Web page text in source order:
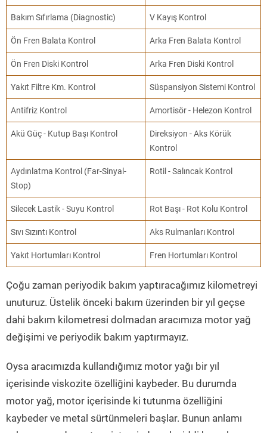
Bakım Sıfırlama (Diagnostic) V Kayış Kontrol
Ön Fren Balata Kontrol Arka Fren Balata Kontrol
Ön Fren Diski Kontrol Arka Fren Diski Kontrol
Yakıt Filtre Km. Kontrol Süspansiyon Sistemi Kontrol
Antifriz Kontrol Amortisör - Helezon Kontrol
Akü Güç - Kutup Başı Kontrol
Direksiyon - Aks Körük
Kontrol
Aydınlatma Kontrol (Far-Sinyal-
Stop)
Rotil - Salıncak Kontrol
Silecek Lastik - Suyu Kontrol Rot Başı - Rot Kolu Kontrol
Sıvı Sızıntı Kontrol Aks Rulmanları Kontrol
Yakıt Hortumları Kontrol Fren Hortumları Kontrol
Çoğu zaman periyodik bakım yaptıracağımız kilometreyi
unuturuz. Üstelik önceki bakım üzerinden bir yıl geçse
dahi bakım kilometresi dolmadan aracımıza motor yağ
değişimi ve periyodik bakım yaptırmayız.
Oysa aracımızda kullandığımız motor yağı bir yıl
içerisinde viskozite özelliğini kaybeder. Bu durumda
motor yağ, motor içerisinde ki tutunma özelliğini
kaybeder ve metal sürtünmeleri başlar. Bunun anlamı